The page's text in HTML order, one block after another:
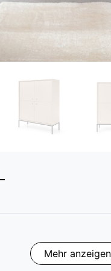
Mehr anzeigen